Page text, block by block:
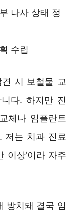
나사 상태 정
수립
시 보철물 교
다. 하지만 진
체나 임플란트
저는 치과 진료
이상’이라 자주
방치돼 결국 임